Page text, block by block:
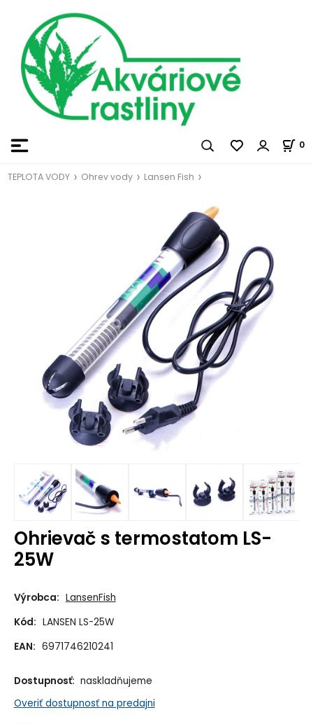
0
TEPLOTA VODY Ohrev vody Lansen Fish
Ohrievač s termostatom LS-
25W
Výrobca: LansenFish
Kód: LANSEN LS-25W
EAN: 6971746210241
Dostupnosť: naskladňujeme
Overiť dostupnosť na predajni